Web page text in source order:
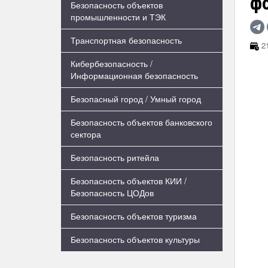
Безопасность объектов
промышленности и ТЭК
Транспортная безопасность
Кибербезопасность /
Информационная безопасность
Безопасный город / Умный город
Безопасность объектов банковского
сектора
Безопасность ритейла
Безопасность объектов КИИ /
Безопасность ЦОДов
Безопасность объектов туризма
Безопасность объектов культуры